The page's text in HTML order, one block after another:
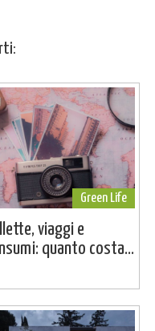
Green Life
viaggi e
quanto costa...